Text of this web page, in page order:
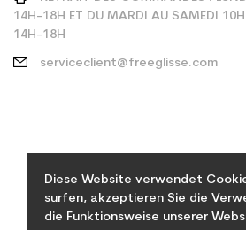
Diese Website verwendet
surfen, akzeptieren Sie die
die Funktionsweise unserer
14H-18H ET DU MARDI AU SAMEDI
14H-18H
serviceclient@freeglisse.com